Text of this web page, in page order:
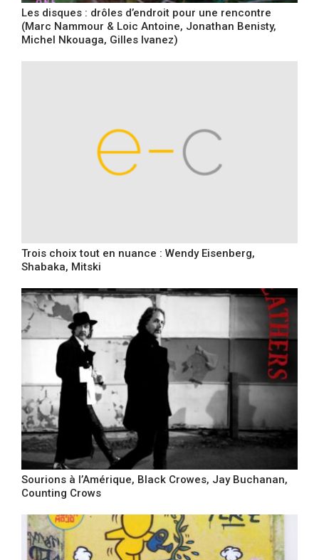
Les disques : drôles d’endroit pour une rencontre
(Marc Nammour & Loic Antoine, Jonathan Benisty,
Michel Nkouaga, Gilles Ivanez)
Trois choix tout en nuance : Wendy Eisenberg,
Shabaka, Mitski
Sourions à l’Amérique, Black Crowes, Jay Buchanan,
Counting Crows